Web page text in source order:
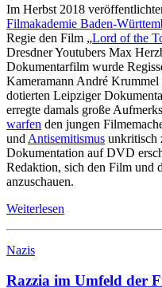
Im Herbst 2018
Filmakademie Baden-
Regie den Film „Lord of the
Dresdner Youtubers Max
Dokumentarfilm wurde
Kameramann André Krummel
dotierten Leipziger
erregte damals große
warfen den jungen
und Antisemitismus unkritisch
Dokumentation auf DVD
Redaktion, sich den Film und
anzuschauen.
Weiterlesen
Nazis
Razzia im Umfeld der